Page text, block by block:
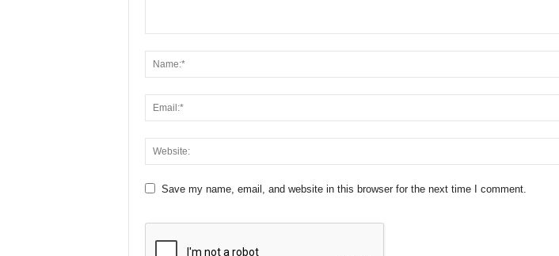
Save my name, email, and website in this browser for the next time I comment.